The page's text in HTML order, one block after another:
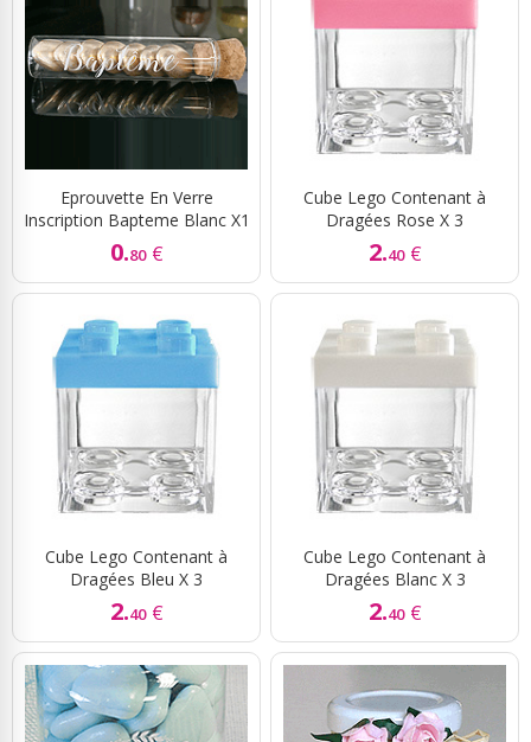
Eprouvette En Verre
Inscription Bapteme Blanc X1
0.80 €
Cube Lego Contenant à
Dragées Rose X 3
2.40 €
Cube Lego Contenant à
Dragées Bleu X 3
2.40 €
Cube Lego Contenant à
Dragées Blanc X 3
2.40 €